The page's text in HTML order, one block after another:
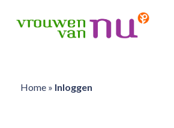
Home» Inloggen